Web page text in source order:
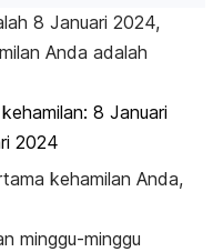
8 Januari 2024,
Anda adalah
8 Januari
2024
kehamilan Anda,
minggu-minggu